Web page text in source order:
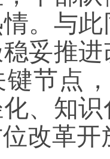
。与
妥推
键节点
、知
改革开